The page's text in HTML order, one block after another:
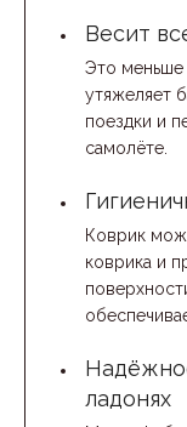
Весит
Это меньше
утяжеляет
поездки и
самолёте.
Коврик
коврика и
ладонях